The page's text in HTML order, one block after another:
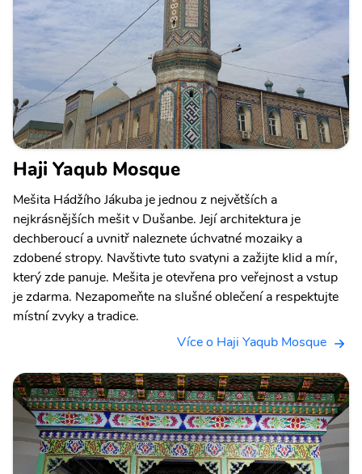
Haji Yaqub Mosque
Mešita Hádžího Jákuba je jednou z největších a
nejkrásnějších mešit v Dušanbe. Její architektura je
dechberoucí a uvnitř naleznete úchvatné mozaiky a
zdobené stropy. Navštivte tuto svatyni a zažijte klid a mír,
který zde panuje. Mešita je otevřena pro veřejnost a vstup
je zdarma. Nezapomeňte na slušné oblečení a respektujte
místní zvyky a tradice.
Více o Haji Yaqub Mosque